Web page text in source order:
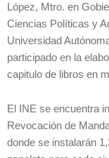
López, Mtro. en
Ciencias Políticas y
Universidad
participado en la
capitulo de libros en
El INE se encuentra
Revocación de
donde se instalarán